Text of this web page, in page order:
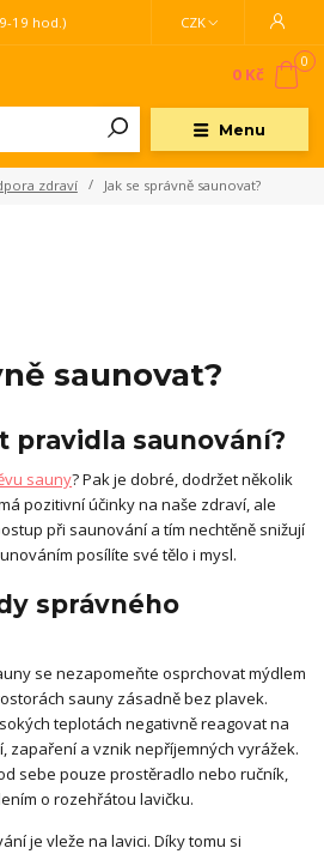
Menu
CZK
19 hod.)
0
0 Kč
zdraví Jak se správně saunovat?
saunovat?
pravidla saunování?
sauny? Pak je dobré, dodržet několik
pozitivní účinky na naše zdraví, ale
při saunování a tím nechtěně snižují
posílíte své tělo i mysl.
správného
se nezapomeňte osprchovat mýdlem
sauny zásadně bez plavek.
teplotách negativně reagovat na
zapaření a vznik nepříjemných vyrážek.
sebe pouze prostěradlo nebo ručník,
o rozehřátou lavičku.
je vleže na lavici. Díky tomu si